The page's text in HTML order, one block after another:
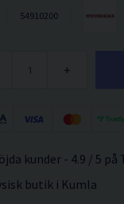
54910200
+
kunder - 4.9 / 5
butik i Kumla